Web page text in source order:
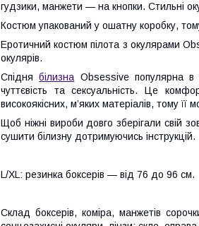
гудзики, манжети — на кнопки. Стильні
Костюм упакований у ошатну коробку,
Еротичний костюм пілота з окулярами
окулярів.
СпіднябілизнаObsessive популярна в
чуттєвість та сексуальність. Це
високоякісних, м’яких матеріалів, тому
Щоб ніжні вироби довго зберігали свій
сушити білизну дотримуючись інструкцій.
L/XL: резинка боксерів — від 76 до 96 см.
Склад боксерів, коміра, манжетів